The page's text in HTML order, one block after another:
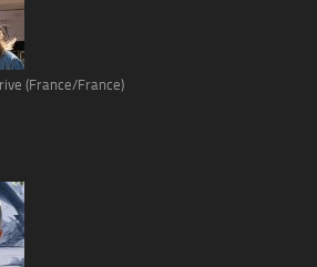
(France/France)